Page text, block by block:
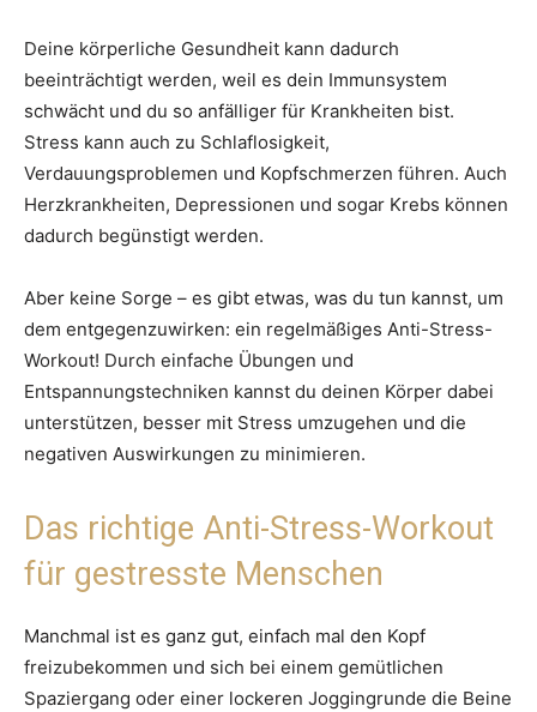
Deine körperliche Gesundheit kann dadurch
beeinträchtigt werden, weil es dein Immunsystem
schwächt und du so anfälliger für Krankheiten bist.
Stress kann auch zu Schlaflosigkeit,
Verdauungsproblemen und Kopfschmerzen führen. Auch
Herzkrankheiten, Depressionen und sogar Krebs können
dadurch begünstigt werden.
Aber keine Sorge – es gibt etwas, was du tun kannst, um
dem entgegenzuwirken: ein regelmäßiges Anti-Stress-
Workout! Durch einfache Übungen und
Entspannungstechniken kannst du deinen Körper dabei
unterstützen, besser mit Stress umzugehen und die
negativen Auswirkungen zu minimieren.
Das richtige Anti-Stress-Workout
für gestresste Menschen
Manchmal ist es ganz gut, einfach mal den Kopf
freizubekommen und sich bei einem gemütlichen
Spaziergang oder einer lockeren Joggingrunde die Beine